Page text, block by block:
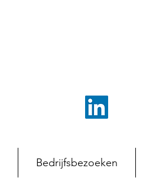
Bedrijfsbezoeken